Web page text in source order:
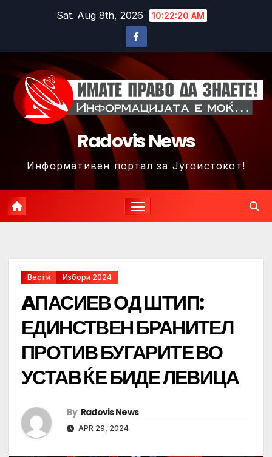
Sat. Aug 8th, 2026 10:22:23 AM
Radovis News
Информативен портал за Југоистокот!
Вести Избори 2024
AПАСИЕВ ОД ШТИП:
ЕДИНСТВЕН БРАНИТЕЛ
ПРОТИВ БУГАРИТЕ ВО
УСТАВ ЌЕ БИДЕ ЛЕВИЦА
By Radovis News
APR 29, 2024